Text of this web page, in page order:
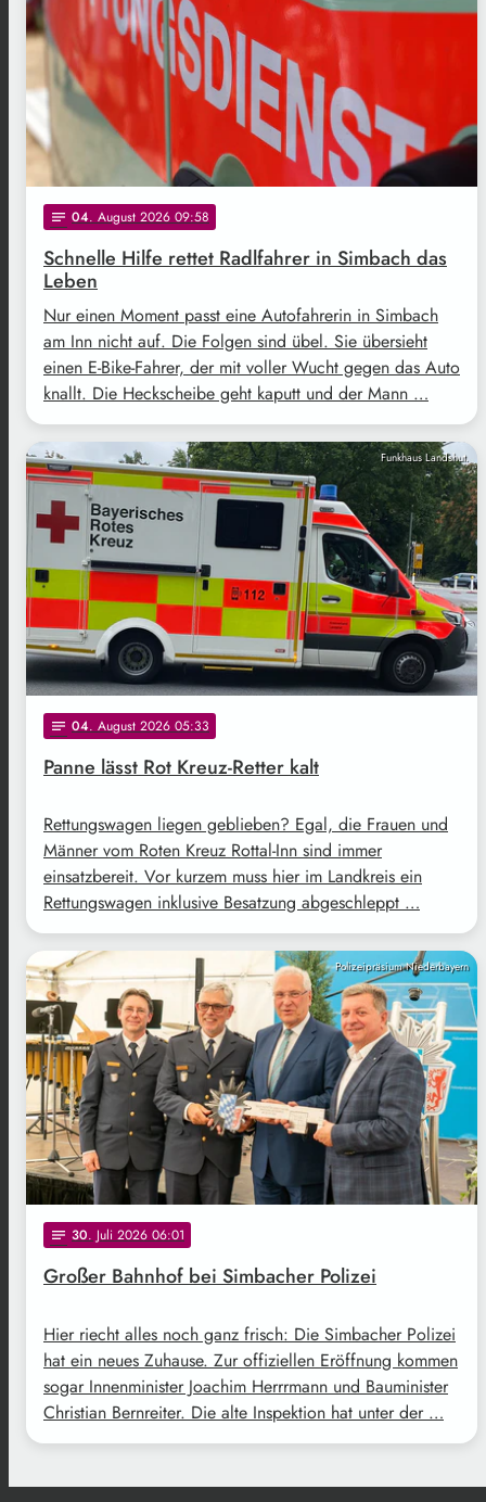
notes 04. August 2026 09:58
Schnelle Hilfe rettet Radlfahrer in Simbach das
Leben
Nur einen Moment passt eine Autofahrerin in Simbach
am Inn nicht auf. Die Folgen sind übel. Sie übersieht
einen E-Bike-Fahrer, der mit voller Wucht gegen das Auto
knallt. Die Heckscheibe geht kaputt und der Mann …
Funkhaus Landshut.
notes 04. August 2026 05:33
Panne lässt Rot Kreuz-Retter kalt
Rettungswagen liegen geblieben? Egal, die Frauen und
Männer vom Roten Kreuz Rottal-Inn sind immer
einsatzbereit. Vor kurzem muss hier im Landkreis ein
Rettungswagen inklusive Besatzung abgeschleppt …
Polizeipräsium Niederbayern
notes 30. Juli 2026 06:01
Großer Bahnhof bei Simbacher Polizei
Hier riecht alles noch ganz frisch: Die Simbacher Polizei
hat ein neues Zuhause. Zur offiziellen Eröffnung kommen
sogar Innenminister Joachim Herrrmann und Bauminister
Christian Bernreiter. Die alte Inspektion hat unter der …